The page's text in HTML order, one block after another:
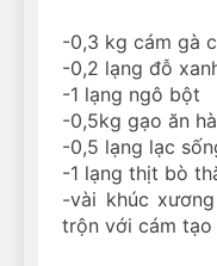
-0,3 kg cám gà
-0,2 lạng đỗ
-1 lạng ngô bột
-0,5kg gạo ăn
-0,5 lạng lạc
-1 lạng thịt bò
-vài khúc
trộn với cám tạo